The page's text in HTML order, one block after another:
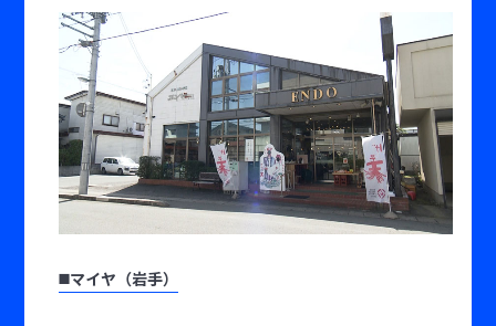
◼️マイヤ（岩手）